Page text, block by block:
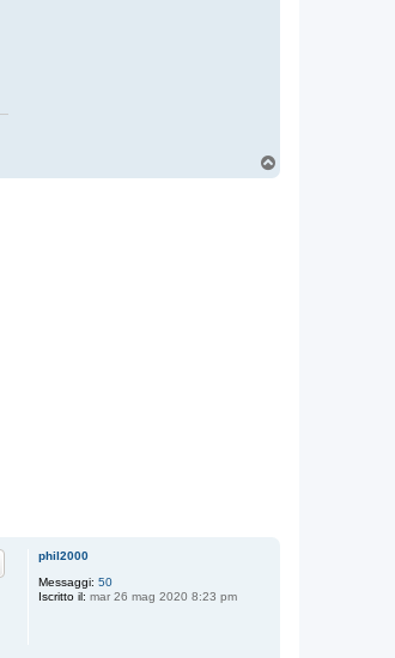
phil2000
Messaggi: 50
Iscritto il: mar 26 mag 2020 8:23 pm